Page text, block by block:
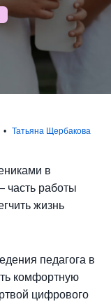
Татьяна Щербакова
в
часть работы
жизнь
педагога в
комфортную
цифрового